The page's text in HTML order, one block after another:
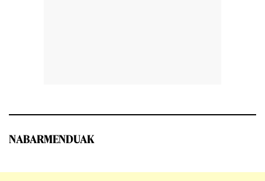
NABARMENDUAK